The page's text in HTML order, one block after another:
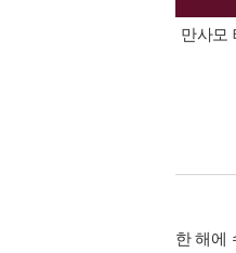
만사모
한 해에